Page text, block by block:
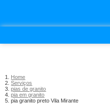
Home
Serviços
pias de granito
pia em granito
pia granito preto Vila Mirante